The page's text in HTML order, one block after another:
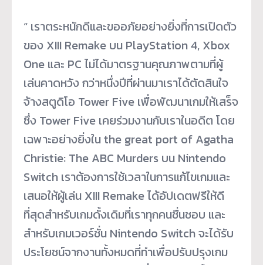
“ เราตระหนักดีและขออภัยอย่างยิ่งที่การเปิดตัว
ของ XIII Remake บน PlayStation 4, Xbox
One และ PC ไม่ได้มาตรฐานคุณภาพตามที่ผู้
เล่นคาดหวัง กว่าหนึ่งปีที่ผ่านมาเราได้ตัดสินใจ
จ้างสตูดิโอ Tower Five เพื่อพัฒนาเกมให้เสร็จ
ซึ่ง Tower Five เคยร่วมงานกับเราในอดีต โดย
เฉพาะอย่างยิ่งใน the great port of Agatha
Christie: The ABC Murders บน Nintendo
Switch เราต้องการใช้เวลาในการแก้ไขเกมและ
เสนอให้ผู้เล่น XIII Remake ได้อัปเดตฟรีให้ดี
ที่สุดสำหรับเกมดั้งเดิมที่เราทุกคนชื่นชอบ และ
สำหรับเกมเวอร์ชั่น Nintendo Switch จะได้รับ
ประโยชน์จากงานทั้งหมดที่ทำเพื่อปรับปรุงเกม